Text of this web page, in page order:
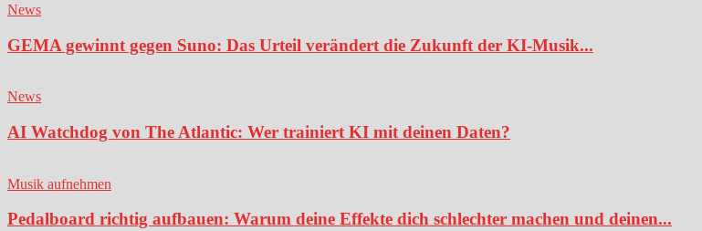
News
GEMA gewinnt gegen Suno: Das Urteil verändert die Zukunft der KI-Musik...
News
AI Watchdog von The Atlantic: Wer trainiert KI mit deinen Daten?
Musik aufnehmen
Pedalboard richtig aufbauen: Warum deine Effekte dich schlechter machen und deinen...